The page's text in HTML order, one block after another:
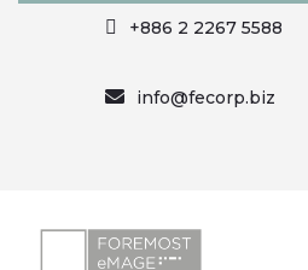
+886 2 2267 5588
info@fecorp.biz